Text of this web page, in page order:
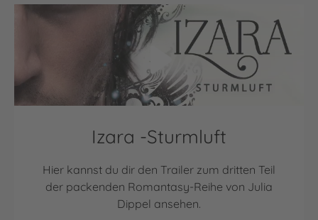
Video abspielen
Izara -Sturmluft
Hier kannst du dir den Trailer zum dritten Teil
der packenden Romantasy-Reihe von Julia
Dippel ansehen.